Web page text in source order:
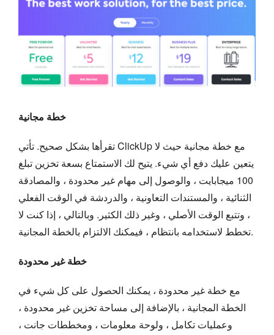
خطة مجانية
تقرأها بشكل صحيح. تأتي ClickUp مع خطة مجانية حيث لا
يتعين عليك دفع أي شيء. يتيح لك الاستمتاع بسعة تخزين تبلغ
100 ميجابايت ، والوصول إلى مهام غير محدودة ، والمصادقة
الثنائية ، والمستندات التعاونية ، والدردشة في الوقت الفعلي
، وتتبع الوقت الأصلي ، وغير ذلك الكثير. وبالتالي ، إذا كنت لا
تخطط لاستخدامه بانتظام ، فيمكنك الالتزام بالخطة المجانية.
خطة غير محدودة
مع خطة غير محدودة ، يمكنك الحصول على كل شيء في
الخطة المجانية ، بالإضافة إلى مساحة تخزين غير محدودة ،
وعمليات تكامل ، ولوحة معلومات ، ومخططات جانت ،